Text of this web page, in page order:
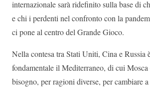
internazionale sarà ridefinito sulla base di
e chi i perdenti nel confronto con la
ci pone al centro del Grande Gioco.
Nella contesa tra Stati Uniti, Cina e Russia
fondamentale il Mediterraneo, di cui
bisogno, per ragioni diverse, per cambiare